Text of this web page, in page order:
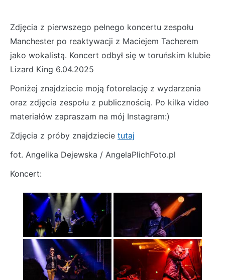
Zdjęcia z pierwszego pełnego koncertu zespołu
Manchester po reaktywacji z Maciejem Tacherem
jako wokalistą. Koncert odbył się w toruńskim klubie
Lizard King 6.04.2025
Poniżej znajdziecie moją fotorelację z wydarzenia
oraz zdjęcia zespołu z publicznością. Po kilka video
materiałów zapraszam na mój Instagram:)
Zdjęcia z próby znajdziecie tutaj
fot. Angelika Dejewska / AngelaPlichFoto.pl
Koncert: